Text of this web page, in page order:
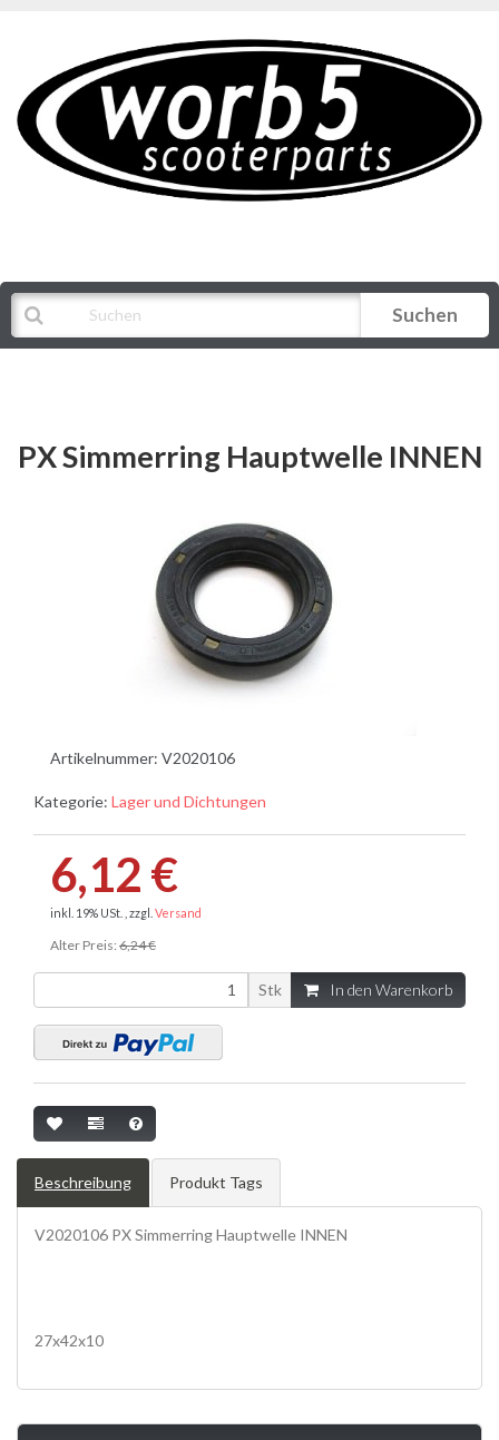
Suchen
PX Simmerring Hauptwelle INNEN
Artikelnummer: V2020106
Kategorie: Lager und Dichtungen
6,12 €
inkl. 19% USt. , zzgl. Versand
Alter Preis: 6,24 €
Stk In den Warenkorb
Beschreibung Produkt Tags
V2020106 PX Simmerring Hauptwelle INNEN
27x42x10